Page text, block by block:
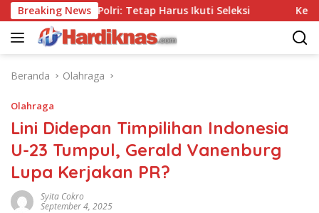
Langsung
ke
konten
Breaking News
Tes, Polri: Tetap Harus Ikuti Seleksi
Beranda Olahraga
Olahraga
Lini Didepan Timpilihan Indonesia
U-23 Tumpul, Gerald Vanenburg
Lupa Kerjakan PR?
Syita Cokro
September 4, 2025